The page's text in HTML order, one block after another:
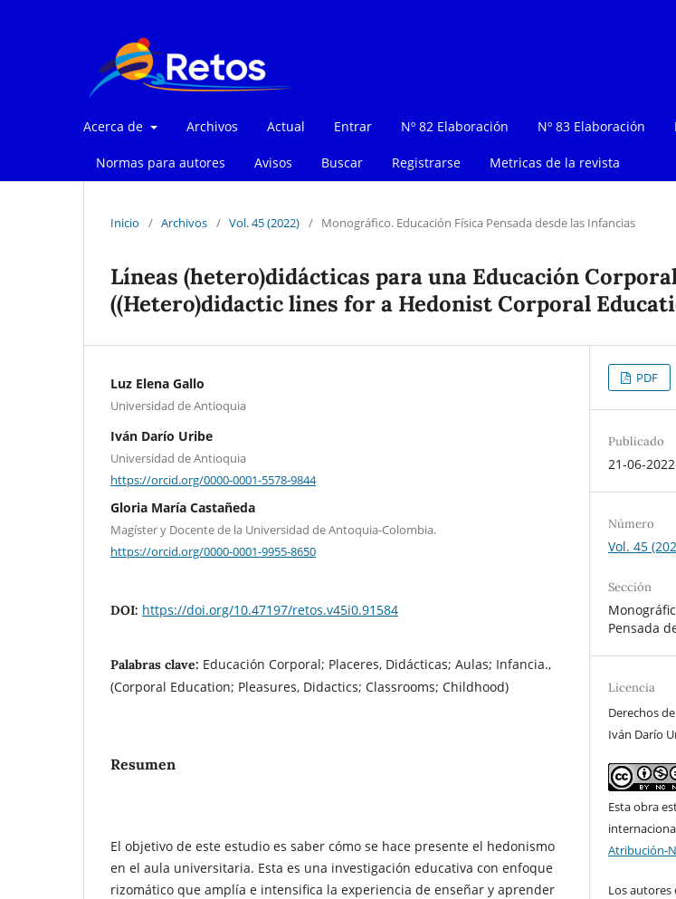
Acerca de Archivos Actual Entrar Nº 82 Elaboración Nº 83 Elaboración
Normas para autores Avisos Buscar Registrarse Metricas de la revista
Inicio / Archivos / Vol. 45 (2022) / Monográfico. Educación Física Pensada desde las Infancias
Líneas (hetero)didácticas para una Educación
((Hetero)didactic lines for a Hedonist Corporal
Luz Elena Gallo
Universidad de Antioquia
Iván Darío Uribe
Universidad de Antioquia
https://orcid.org/0000-0001-5578-9844
Gloria María Castañeda
Magíster y Docente de la Universidad de Antoquia-Colombia.
https://orcid.org/0000-0001-9955-8650
DOI: https://doi.org/10.47197/retos.v45i0.91584
Palabras clave: Educación Corporal; Placeres, Didácticas; Aulas; Infancia.,
(Corporal Education; Pleasures, Didactics; Classrooms; Childhood)
Resumen
El objetivo de este estudio es saber cómo se hace presente el hedonismo
en el aula universitaria. Esta es una investigación educativa con enfoque
rizomático que amplía e intensifica la experiencia de enseñar y aprender
PDF
Publicado
21-06-2022
Número
Vol. 45
Sección
Pensada
Licencia
Derechos
Iván Darío
Esta obra
Atribución-
Los autores